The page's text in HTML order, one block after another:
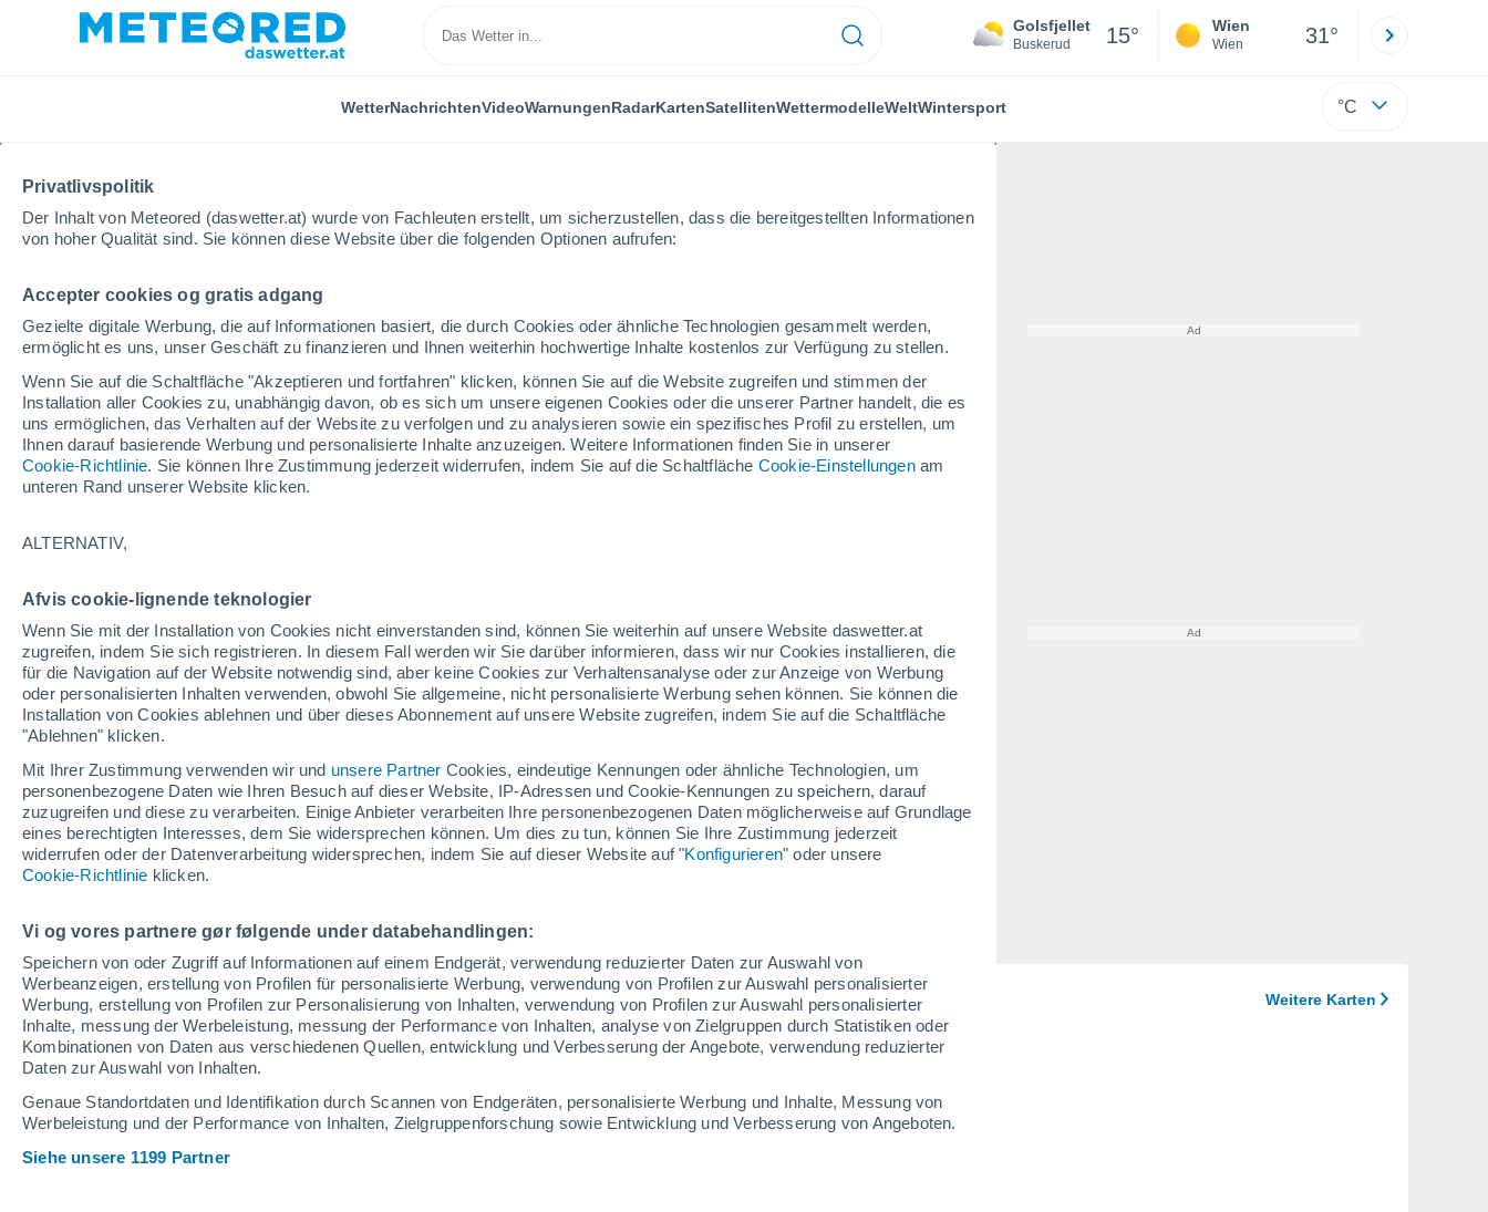
Privatlivspolitik
Der Inhalt von Meteored (daswetter.at) wurde von Fachleuten erstellt, um sicherzustellen, dass die bereitgestellten Informationen
von hoher Qualität sind. Sie können diese Website über die folgenden Optionen aufrufen:
Accepter cookies og gratis adgang
Gezielte digitale Werbung, die auf Informationen basiert, die durch Cookies oder ähnliche Technologien gesammelt werden,
ermöglicht es uns, unser Geschäft zu finanzieren und Ihnen weiterhin hochwertige Inhalte kostenlos zur Verfügung zu stellen.
Wenn Sie auf die Schaltfläche "Akzeptieren und fortfahren" klicken, können Sie auf die Website zugreifen und stimmen der
Installation aller Cookies zu, unabhängig davon, ob es sich um unsere eigenen Cookies oder die unserer Partner handelt, die es
uns ermöglichen, das Verhalten auf der Website zu verfolgen und zu analysieren sowie ein spezifisches Profil zu erstellen, um
Ihnen darauf basierende Werbung und personalisierte Inhalte anzuzeigen. Weitere Informationen finden Sie in unserer
Cookie-Richtlinie. Sie können Ihre Zustimmung jederzeit widerrufen, indem Sie auf die Schaltfläche Cookie-Einstellungenam
unteren Rand unserer Website klicken.
ALTERNATIV,
Afvis cookie-lignende teknologier
Wenn Sie mit der Installation von Cookies nicht einverstanden sind, können Sie weiterhin auf unsere Website daswetter.at
zugreifen, indem Sie sich registrieren. In diesem Fall werden wir Sie darüber informieren, dass wir nur Cookies installieren, die
für die Navigation auf der Website notwendig sind, aber keine Cookies zur Verhaltensanalyse oder zur Anzeige von Werbung
oder personalisierten Inhalten verwenden, obwohl Sie allgemeine, nicht personalisierte Werbung sehen können. Sie können die
Installation von Cookies ablehnen und über dieses Abonnement auf unsere Website zugreifen, indem Sie auf die Schaltfläche
"Ablehnen" klicken.
Mit Ihrer Zustimmung verwenden wir und unsere Partner Cookies, eindeutige Kennungen oder ähnliche Technologien, um
personenbezogene Daten wie Ihren Besuch auf dieser Website, IP-Adressen und Cookie-Kennungen zu speichern, darauf
zuzugreifen und diese zu verarbeiten. Einige Anbieter verarbeiten Ihre personenbezogenen Daten möglicherweise auf Grundlage
eines berechtigten Interesses, dem Sie widersprechen können. Um dies zu tun, können Sie Ihre Zustimmung jederzeit
widerrufen oder der Datenverarbeitung widersprechen, indem Sie auf dieser Website auf "Konfigurieren" oder unsere
Cookie-Richtlinie klicken.
Vi og vores partnere gør følgende under databehandlingen:
Speichern von oder Zugriff auf Informationen auf einem Endgerät, verwendung reduzierter Daten zur Auswahl von
Werbeanzeigen, erstellung von Profilen für personalisierte Werbung, verwendung von Profilen zur Auswahl personalisierter
Werbung, erstellung von Profilen zur Personalisierung von Inhalten, verwendung von Profilen zur Auswahl personalisierter
Inhalte, messung der Werbeleistung, messung der Performance von Inhalten, analyse von Zielgruppen durch Statistiken oder
Kombinationen von Daten aus verschiedenen Quellen, entwicklung und Verbesserung der Angebote, verwendung reduzierter
Daten zur Auswahl von Inhalten.
Genaue Standortdaten und Identifikation durch Scannen von Endgeräten, personalisierte Werbung und Inhalte, Messung von
Werbeleistung und der Performance von Inhalten, Zielgruppenforschung sowie Entwicklung und Verbesserung von Angeboten.
Siehe unsere 1199 Partner
Golsfjellet
Buskerud 15° Wien
Wien 31°
WetterNachrichtenVideoWarnungenRadarKartenSatellitenWettermodelleWeltWintersport °C
Home Norwegen Buskerud
Golsfjellet
Eröffnung
141 fehlende Tage
Geschlossen
Heute
6. Aug
Morgen
7. Aug
Samstag
8. Aug
Schneebericht heute
Pisten nach
Schwierigkeitsgrad
3 3 3 1
befahrbare Pistenkilometer 0 / 8
Offene Pisten 0 / 10
Schneeverhältnisse
Schneehöhe iauf dem Berg
Schneebeschaffenheit im Tal
Schneehöhe. Weitere Karten